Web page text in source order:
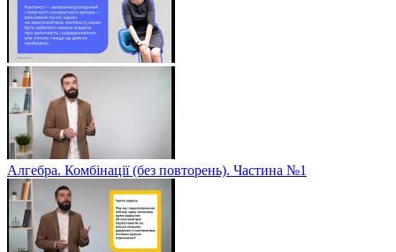
Алгебра. Комбінації (без повторень). Частина №1